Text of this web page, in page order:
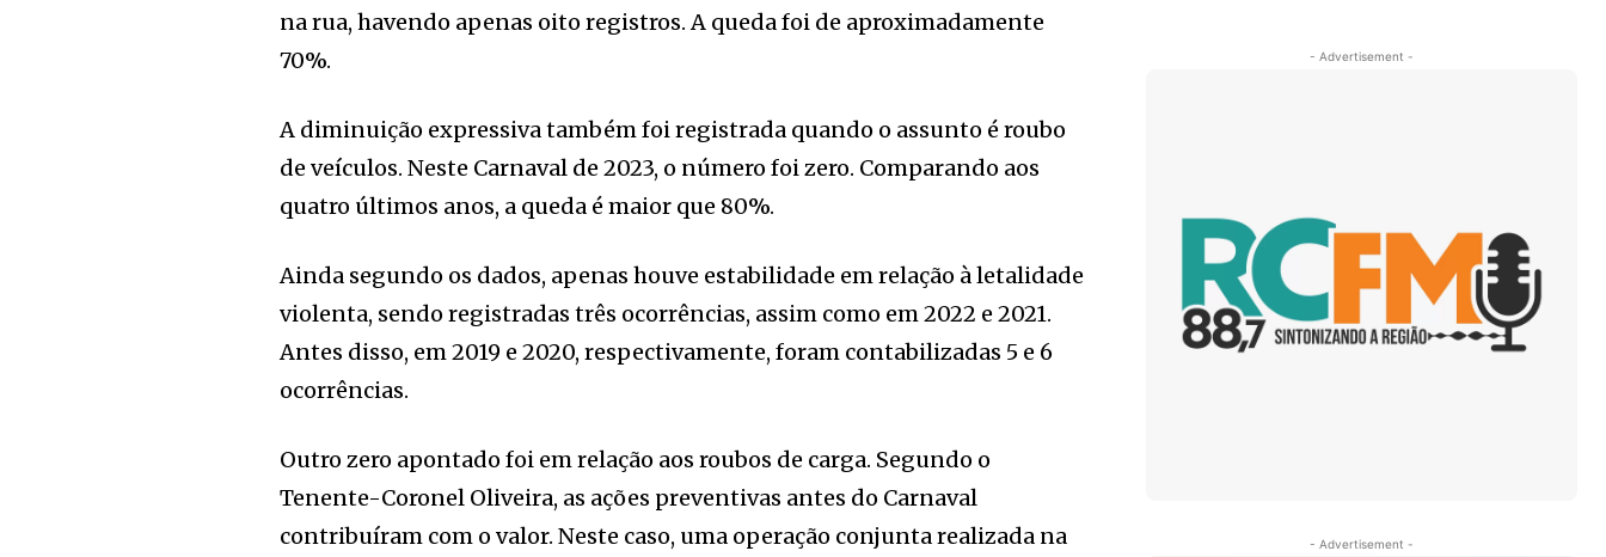
na rua, havendo apenas oito registros. A queda foi de aproximadamente
70%.
A diminuição expressiva também foi registrada quando o assunto é roubo
de veículos. Neste Carnaval de 2023, o número foi zero. Comparando aos
quatro últimos anos, a queda é maior que 80%.
Ainda segundo os dados, apenas houve estabilidade em relação à letalidade
violenta, sendo registradas três ocorrências, assim como em 2022 e 2021.
Antes disso, em 2019 e 2020, respectivamente, foram contabilizadas 5 e 6
ocorrências.
Outro zero apontado foi em relação aos roubos de carga. Segundo o
Tenente-Coronel Oliveira, as ações preventivas antes do Carnaval
contribuíram com o valor. Neste caso, uma operação conjunta realizada na
- Advertisement -
- Advertisement -